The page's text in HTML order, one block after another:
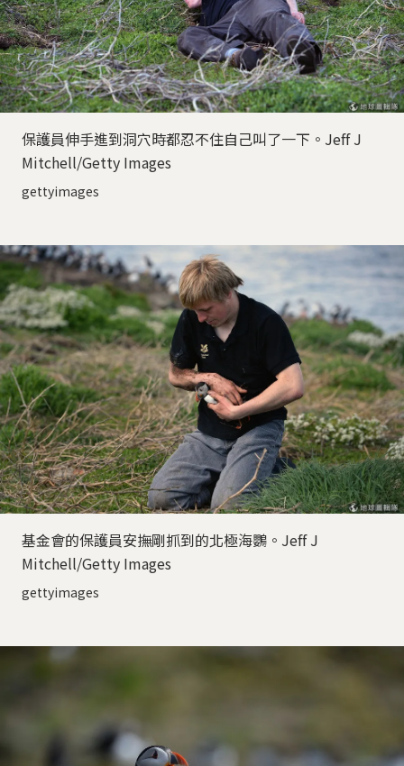
保護員伸手進到洞穴時都忍不住自己叫了一下。Jeff J
Mitchell/Getty Images
gettyimages
基金會的保護員安撫剛抓到的北極海鸚。Jeff J
Mitchell/Getty Images
gettyimages